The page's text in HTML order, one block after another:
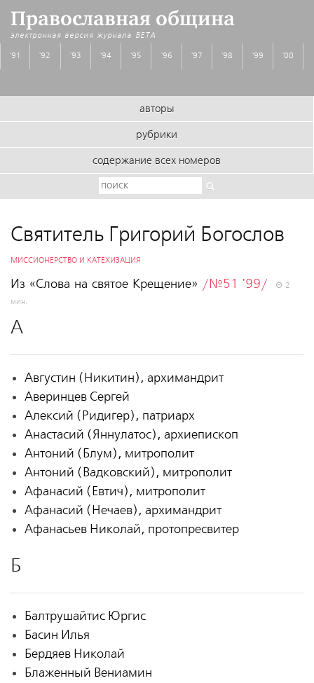
Православная община
электронная версия журнала BETA
'91 '92 '93 '94 '95 '96 '97 '98 '99 '00
авторы
рубрики
содержание всех номеров
Святитель Григорий Богослов
МИССИОНЕРСТВО И КАТЕХИЗАЦИЯ
Из «Слова на святое Крещение» /№51 '99/
2
мин.
А
Августин (Никитин), архимандрит
Аверинцев Сергей
Алексий (Ридигер), патриарх
Анастасий (Яннулатос), архиепископ
Антоний (Блум), митрополит
Антоний (Вадковский), митрополит
Афанасий (Евтич), митрополит
Афанасий (Нечаев), архимандрит
Афанасьев Николай, протопресвитер
Б
Балтрушайтис Юргис
Басин Илья
Бердяев Николай
Блаженный Вениамин